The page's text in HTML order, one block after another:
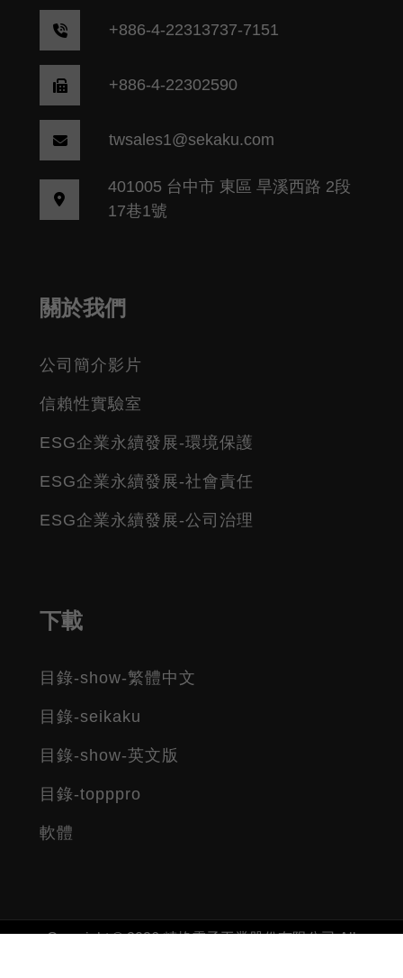
+886-4-22313737-7151
+886-4-22302590
twsales1@sekaku.com
401005 台中市 東區 旱溪西路 2段
17巷1號
關於我們
公司簡介影片
信賴性實驗室
ESG企業永續發展-環境保護
ESG企業永續發展-社會責任
ESG企業永續發展-公司治理
下載
目錄-show-繁體中文
目錄-seikaku
目錄-show-英文版
目錄-topppro
軟體
Copyright © 2026 精格電子工業股份有限公司 All